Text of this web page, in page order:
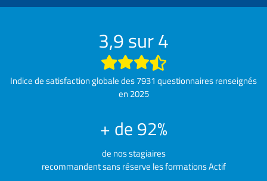
3,9 sur 4
Indice de satisfaction globale des 7931 questionnaires renseignés
en 2025
+ de 92%
de nos stagiaires
recommandent sans réserve les formations Actif